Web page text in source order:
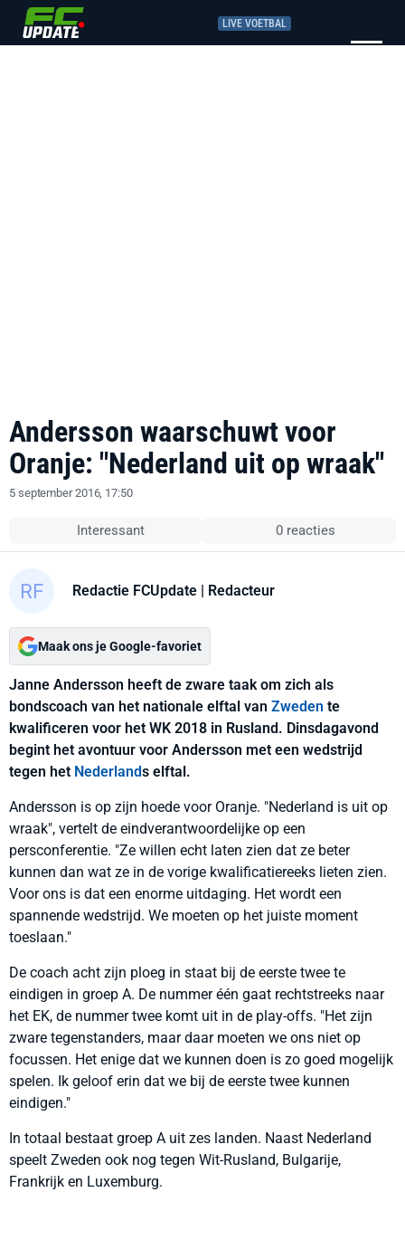
LIVE VOETBAL
Andersson waarschuwt voor
Oranje: "Nederland uit op wraak"
5 september 2016, 17:50
Interessant 0 reacties
Redactie FCUpdate | Redacteur
Maak ons je Google-favoriet
Janne Andersson heeft de zware taak om zich als
bondscoach van het nationale elftal van Zweden te
kwalificeren voor het WK 2018 in Rusland. Dinsdagavond
begint het avontuur voor Andersson met een wedstrijd
tegen het Nederlands elftal.
Andersson is op zijn hoede voor Oranje. "Nederland is uit op
wraak", vertelt de eindverantwoordelijke op een
persconferentie. "Ze willen echt laten zien dat ze beter
kunnen dan wat ze in de vorige kwalificatiereeks lieten zien.
Voor ons is dat een enorme uitdaging. Het wordt een
spannende wedstrijd. We moeten op het juiste moment
toeslaan."
De coach acht zijn ploeg in staat bij de eerste twee te
eindigen in groep A. De nummer één gaat rechtstreeks naar
het EK, de nummer twee komt uit in de play-offs. "Het zijn
zware tegenstanders, maar daar moeten we ons niet op
focussen. Het enige dat we kunnen doen is zo goed mogelijk
spelen. Ik geloof erin dat we bij de eerste twee kunnen
eindigen."
In totaal bestaat groep A uit zes landen. Naast Nederland
speelt Zweden ook nog tegen Wit-Rusland, Bulgarije,
Frankrijk en Luxemburg.